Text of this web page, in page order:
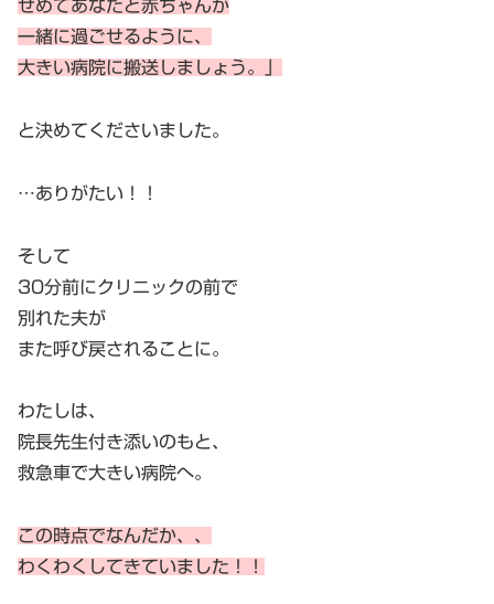
せめてあなたと赤ちゃんが
一緒に過ごせるように、
大きい病院に搬送しましょう。
と決めてくださいました。
…ありがたい！！
そして
30分前にクリニックの前で
別れた夫が
また呼び戻されることに。
わたしは、
院長先生付き添いのもと、
救急車で大きい病院へ。
この時点でなんだか、、
わくわくしてきていました！！